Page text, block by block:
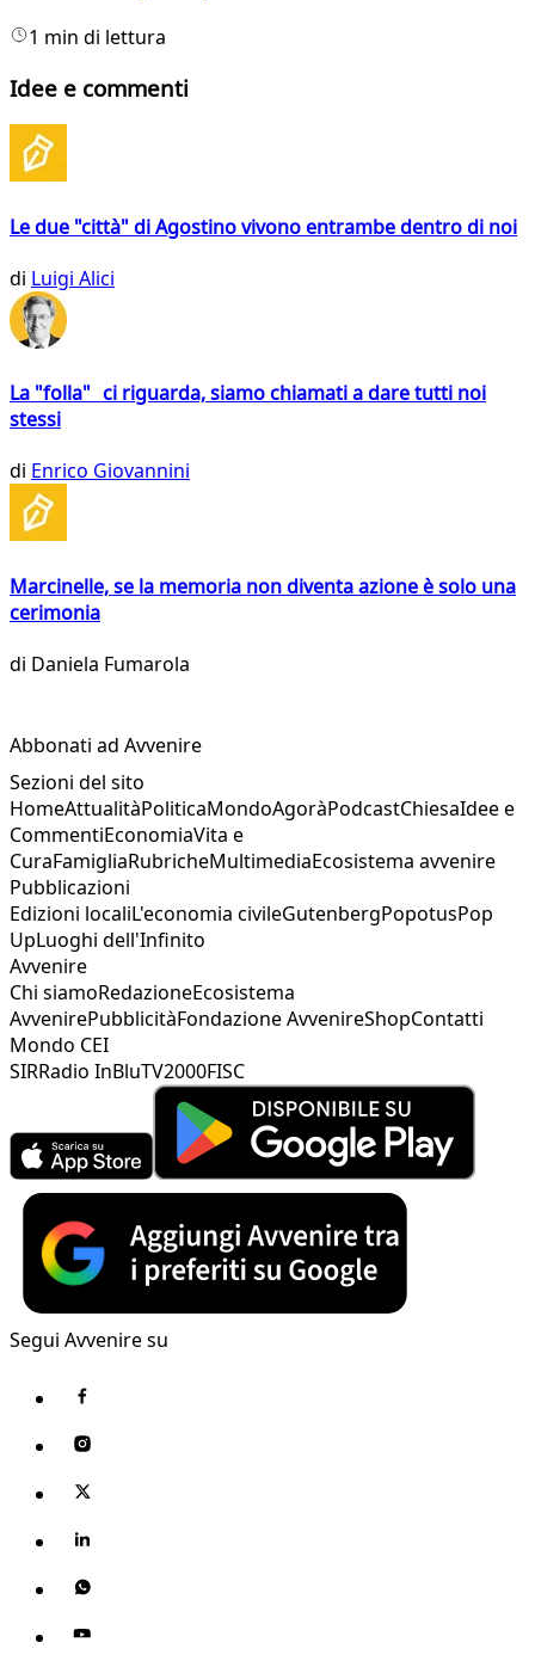
1 min di lettura
Idee e commenti
Le due "città" di Agostino vivono entrambe dentro di noi
di Luigi Alici
La "folla" ci riguarda, siamo chiamati a dare tutti noi
stessi
di Enrico Giovannini
Marcinelle, se la memoria non diventa azione è solo una
cerimonia
di Daniela Fumarola
Abbonati ad Avvenire
Sezioni del sito
HomeAttualitàPoliticaMondoAgoràPodcastChiesaIdee e
CommentiEconomiaVita e
CuraFamigliaRubricheMultimediaEcosistema avvenire
Pubblicazioni
Edizioni localiL'economia civileGutenbergPopotusPop
UpLuoghi dell'Infinito
Avvenire
Chi siamoRedazioneEcosistema
AvvenirePubblicitàFondazione AvvenireShopContatti
Mondo CEI
SIRRadio InBluTV2000FISC
Segui Avvenire su